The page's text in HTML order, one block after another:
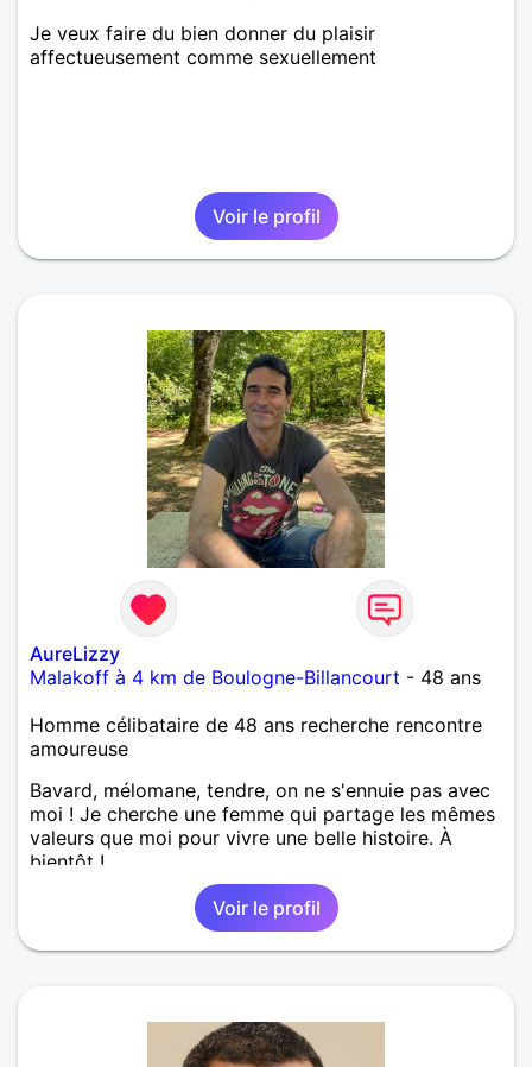
Je veux faire du bien donner du plaisir
affectueusement comme sexuellement
Voir le profil
AureLizzy
Malakoff à 4 km de Boulogne-Billancourt - 48 ans
Homme célibataire de 48 ans recherche rencontre
amoureuse
Bavard, mélomane, tendre, on ne s'ennuie pas avec
moi ! Je cherche une femme qui partage les mêmes
valeurs que moi pour vivre une belle histoire. À
bientôt !
Voir le profil